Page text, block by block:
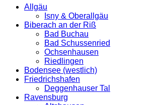
Allgäu
Isny & Oberallgäu
Biberach an der Riß
Bad Buchau
Bad Schussenried
Ochsenhausen
Riedlingen
Bodensee (westlich)
Friedrichshafen
Deggenhauser Tal
Ravensburg